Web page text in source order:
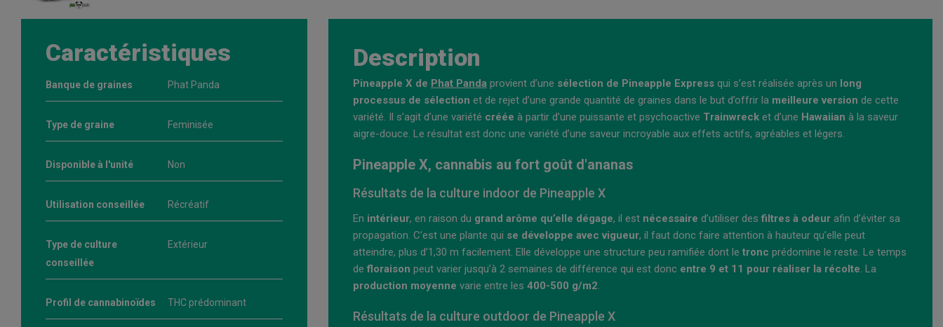
Caractéristiques
Banque de graines Phat Panda
Type de graine Feminisée
Disponible à l'unité Non
Utilisation conseillée Récréatif
Type de culture
conseillée
Extérieur
Profil de cannabinoïdes THC prédominant
Description
Pineapple X de Phat Panda provient d’une sélection de Pineapple Express qui s’est réalisée après un long
processus de sélection et de rejet d’une grande quantité de graines dans le but d’offrir la meilleure version de cette
variété. Il s’agit d’une variété créée à partir d’une puissante et psychoactive Trainwreck et d’une Hawaiian à la saveur
aigre-douce. Le résultat est donc une variété d’une saveur incroyable aux effets actifs, agréables et légers.
Pineapple X, cannabis au fort goût d'ananas
Résultats de la culture indoor de Pineapple X
En intérieur, en raison du grand arôme qu’elle dégage, il est nécessaire d’utiliser desfiltres à odeur afin d’éviter sa
propagation. C’est une plante qui se développe avec vigueur, il faut donc faire attention à hauteur qu’elle peut
atteindre, plus d’1,30 m facilement. Elle développe une structure peu ramifiée dont le tronc prédomine le reste. Le temps
defloraison peut varier jusqu’à 2 semaines de différence qui est donc entre 9 et 11 pour réaliser la récolte. La
production moyenne varie entre les 400-500 g/m2.
Résultats de la culture outdoor de Pineapple X